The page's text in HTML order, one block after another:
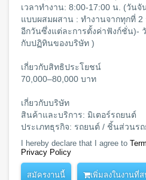
เวลาทำงาน: 8:00-17:00 น. (วัน
แบบผสมผสาน : ทำงานจากทุกที่
อีกวันซึ่งแต่ละการตั้งค่าฟังก์ชั่น)-
กับปฏิทินของบริษัท )
เกี่ยวกับสิทธิประโยชน์
70,000–80,000 บาท
เกี่ยวกับบริษัท
สินค้าและบริการ: มิเตอร์รถยนต์
ประเภทธุรกิจ: รถยนต์ / ชิ้นส่วนร
I hereby declare that I agree to
Privacy Policy
เพิ่มลงในงานที่ส